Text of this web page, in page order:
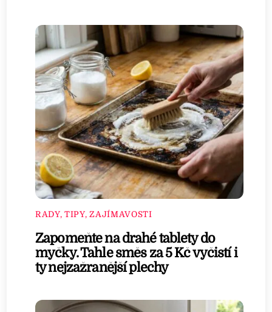
RADY, TIPY, ZAJÍMAVOSTI
Zapomeňte na drahé tablety do
myčky. Tahle směs za 5 Kč vyčistí i
ty nejzažranější plechy